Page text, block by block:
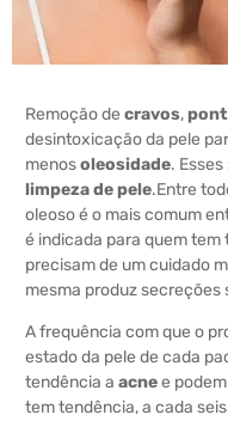
Remoção de cravos,
desintoxicação da pele
menosoleosidade.
limpeza de pele.Entre
oleoso é o mais comum
é indicada para quem tem
precisam de um cuidado
mesma produz secreções
A frequência com que o
estado da pele de cada
tendência a acnee
tem tendência, a cada